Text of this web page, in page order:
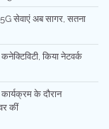
सेवाएं अब सागर, सतना
किया नेटवर्क
के दौरान
कीं